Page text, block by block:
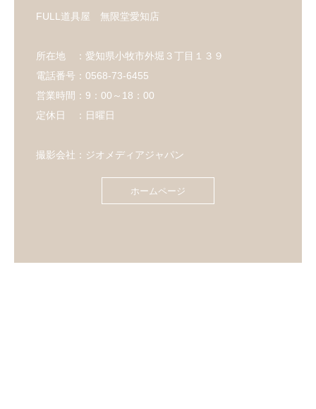
FULL道具屋 無限堂愛知店
所在地 ：愛知県小牧市外堀３丁目１３９
電話番号：0568-73-6455
営業時間：9：00～18：00
定休日 ：日曜日
撮影会社：ジオメディアジャパン
ホームページ